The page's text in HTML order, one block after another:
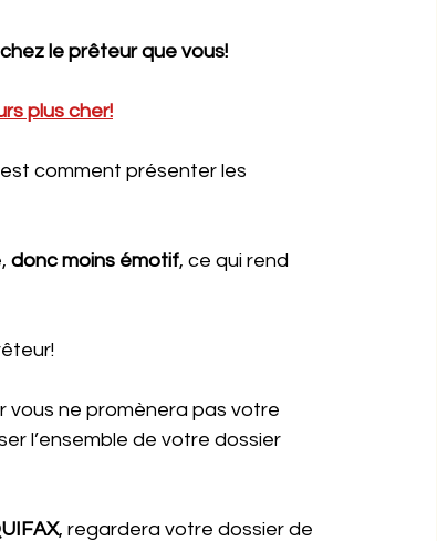
le prêteur que vous!
plus cher!
comment présenter les
donc moins émotif, ce qui rend
vous ne promènera pas votre
l’ensemble de votre dossier
, regardera votre dossier de